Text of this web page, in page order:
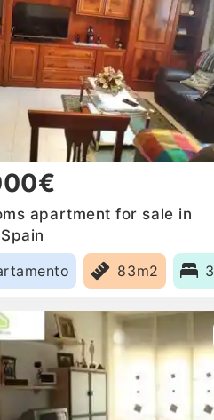
apartment for sale in
83m2 3